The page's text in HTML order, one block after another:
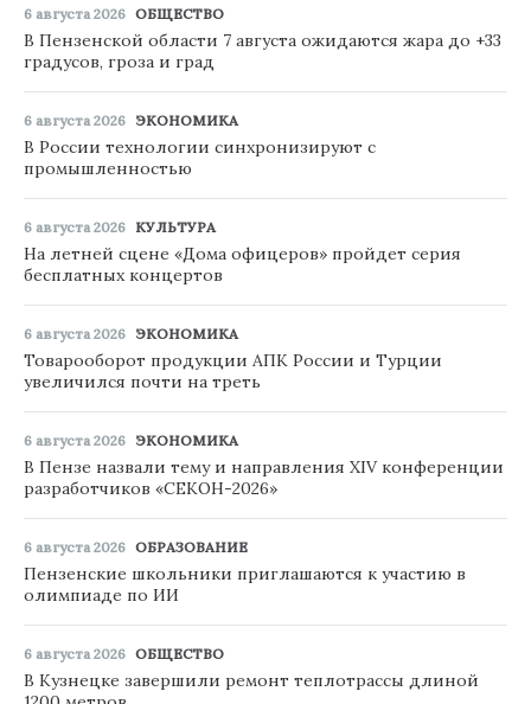
6 августа 2026 ОБЩЕСТВО
В Пензенской области 7 августа ожидаются жара до +33
градусов, гроза и град
6 августа 2026 ЭКОНОМИКА
В России технологии синхронизируют с
промышленностью
6 августа 2026 КУЛЬТУРА
На летней сцене «Дома офицеров» пройдет серия
бесплатных концертов
6 августа 2026 ЭКОНОМИКА
Товарооборот продукции АПК России и Турции
увеличился почти на треть
6 августа 2026 ЭКОНОМИКА
В Пензе назвали тему и направления XIV конференции
разработчиков «СЕКОН-2026»
6 августа 2026 ОБРАЗОВАНИЕ
Пензенские школьники приглашаются к участию в
олимпиаде по ИИ
6 августа 2026 ОБЩЕСТВО
В Кузнецке завершили ремонт теплотрассы длиной